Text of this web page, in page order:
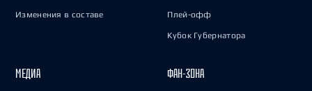
Изменения в составе Плей-офф
Кубок Губернатора
МЕДИА ФАН-ЗОНА